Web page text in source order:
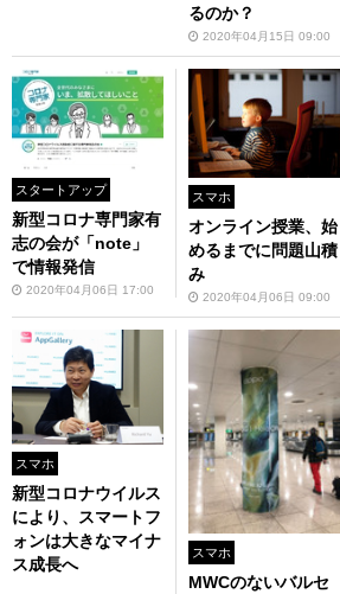
るのか？
2020年04月15日 09:00
スタートアップ
新型コロナ専門家有
志の会が「note」
で情報発信
2020年04月06日 17:00
スマホ
オンライン授業、始
めるまでに問題山積
み
2020年04月06日 09:00
スマホ
新型コロナウイルス
により、スマートフ
ォンは大きなマイナ
ス成長へ
スマホ
MWCのないバルセ